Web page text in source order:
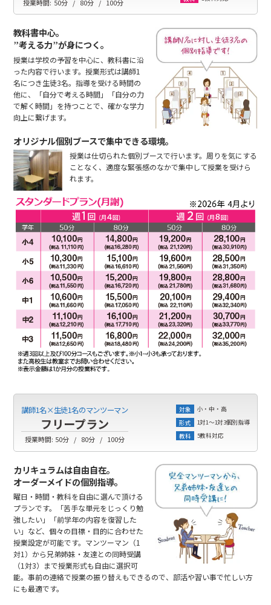
授業時間: 50分 80分 100分
教科書中心。
”考える力”が身につく。
授業は学校の予習を中心に、教科書に沿
った内容で行います。授業形式は講師1
名につき生徒3名。指導を受ける時間の
他に、「自分で考える時間」「自分の力
で解く時間」を持つことで、確かな学力
向上に繋げます。
オリジナル個別ブースで集中できる環境。
授業は仕切られた個別ブースで行います。周りを気にする
ことなく、適度な緊張感のなかで集中して授業を受けら
れます。
講師1名×生徒1名のマンツーマン
フリープラン
授業時間: 50分 80分 100分
対象
小・中・高
形式
1対1～1対3個別指導
教科
5教科対応
カリキュラムは自由自在。
オーダーメイドの個別指導。
曜日・時間・教科を自由に選んで頂ける
プランです。「苦手な単元をじっくり勉
強したい」「前学年の内容を復習した
い」など、個々の目標・目的に合わせた
授業設定が可能です。マンツーマン（1
対1）から兄弟姉妹・友達との同時受講
（1対3）まで授業形式も自由に選択可
能。事前の連絡で授業の振り替えもできるので、部活や習い事で忙しい方
にも最適です。